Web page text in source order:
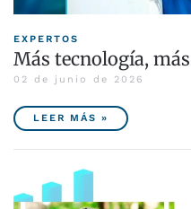
EXPERTOS
Más tecnología,
02 de junio de 2026
LEER MÁS »